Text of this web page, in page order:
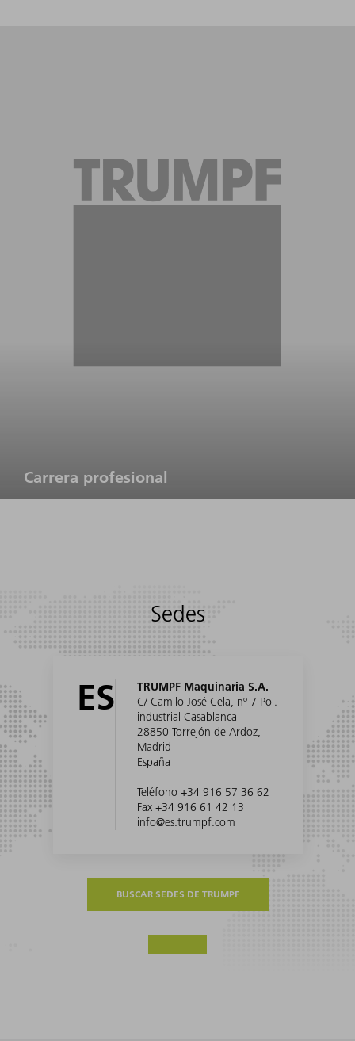
Carrera profesional
Sedes
ES
TRUMPF Maquinaria S.A.
C/ Camilo José Cela, nº 7 Pol.
industrial Casablanca
28850 Torrejón de Ardoz,
Madrid
España
Teléfono +34 916 57 36 62
Fax +34 916 61 42 13
info@es.trumpf.com
BUSCAR SEDES DE TRUMPF